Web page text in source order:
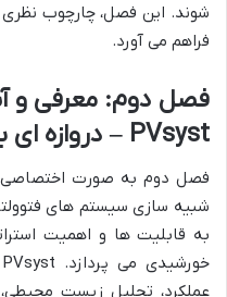
شوند. این فصل، چارچوب نظری
فراهم می آورد.
فصل دوم: معرفی و
PVsyst – دروازه ای به شبیه سازی حرفه ای
شبیه سازی سیستم های
به قابلیت ها و اهمیت
عملکرد، تحلیل زیست